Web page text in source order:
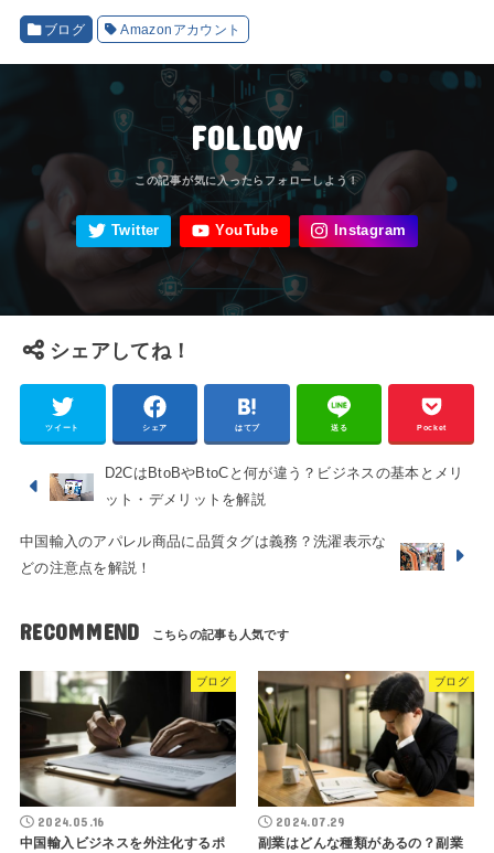
ブログ Amazonアカウント
FOLLOW
シェアしてね！
ツイート シェア はてブ 送る Pocket
D2CはBtoBやBtoCと何が違う？ビジネスの基本とメリ
ット・デメリットを解説
中国輸入のアパレル商品に品質タグは義務？洗濯表示な
どの注意点を解説！
RECOMMEND
ブログ
2024.05.16
中国輸入ビジネスを外注化するポ
ブログ
2024.07.29
副業はどんな種類があるの？副業